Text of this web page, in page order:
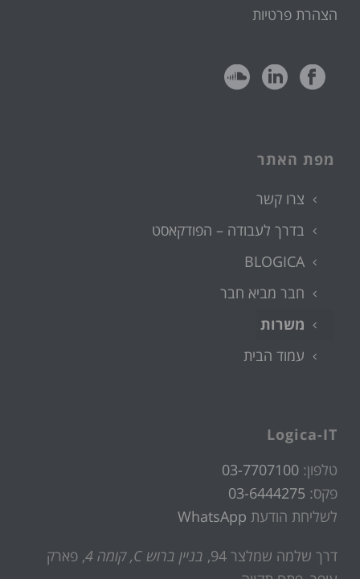
הצהרת פרטיות
מפת האתר
צרו קשר
בדרך לעבודה – הפודקאסט
BLOGICA
חבר מביא חבר
משרות
עמוד הבית
Logica-IT
טלפון:03-7707100
פקס: 03-6444275
לשליחת הודעת WhatsApp
דרך שלמה שמלצר 94, בניין ברוש C, קומה 4
, פארק